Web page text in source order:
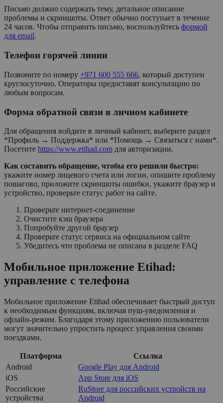
Письмо должно содержать тему, детальное описание
проблемы и скриншоты. Ответ обычно поступает в течение
24 часов. Чтобы отправить письмо, воспользуйтесь формой
для email.
Телефон горячей линии
Позвоните по номеру +971 600 555 666, который доступен
круглосуточно. Операторы предоставят консультацию по
любым вопросам.
Форма обратной связи в личном кабинете
Для обращения войдите в личный кабинет, выберите раздел
*Профиль → Поддержка* или *Помощь → Связаться с нами*.
Посетите https://www.etihad.com для авторизации.
Как составить обращение, чтобы его решили быстро:
укажите номер лицевого счета или логин, опишите проблему
пошагово, приложите скриншоты ошибки, укажите браузер и
устройство, проверьте статус работ на сайте.
Проверьте интернет-соединение
Очистите кэш браузера
Попробуйте другой браузер
Проверьте статус сервиса на официальном сайте
Убедитесь что проблема не описана в разделе FAQ
Мобильное приложение Etihad:
управление с телефона
Мобильное приложение Etihad обеспечивает быстрый доступ
к необходимым функциям, включая пуш-уведомления и
офлайн-режим. Благодаря этому приложению пользователи
могут значительно упростить процесс управления своими
поездками.
Платформа
Ссылка
Android
Google Play для Android
iOS
App Store для iOS
Российские
устройства
RuStore для российских устройств на
Android